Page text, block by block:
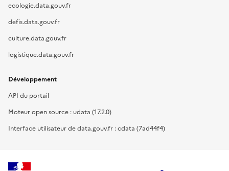
ecologie.data.gouv.fr
defis.data.gouv.fr
culture.data.gouv.fr
logistique.data.gouv.fr
Développement
API du portail
Moteur open source : udata (17.2.0)
Interface utilisateur de data.gouv.fr : cdata (7ad44f4)